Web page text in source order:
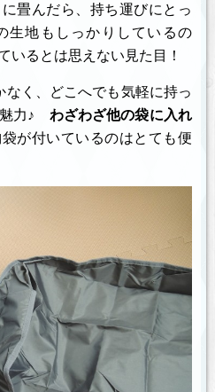
畳んだら、持ち運びにとっ
生地もしっかりしているの
いるとは思えない見た目！
く、どこへでも気軽に持っ
魅力♪ わざわざ他の袋に入れ
が付いているのはとても便